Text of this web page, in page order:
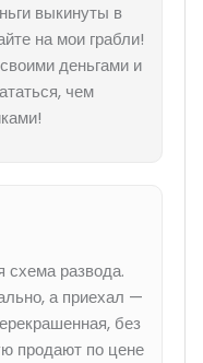
выкинуты в
на мои грабли!
деньгами и
чем
схема развода.
а приехал —
без
продают по цене